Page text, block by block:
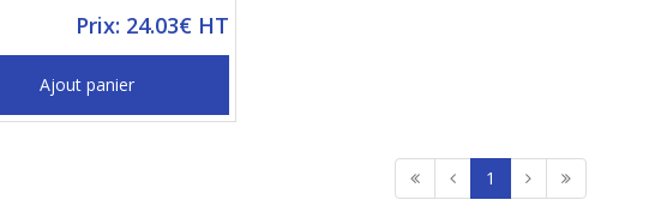
Prix: 24.03€ HT
Ajout panier
1